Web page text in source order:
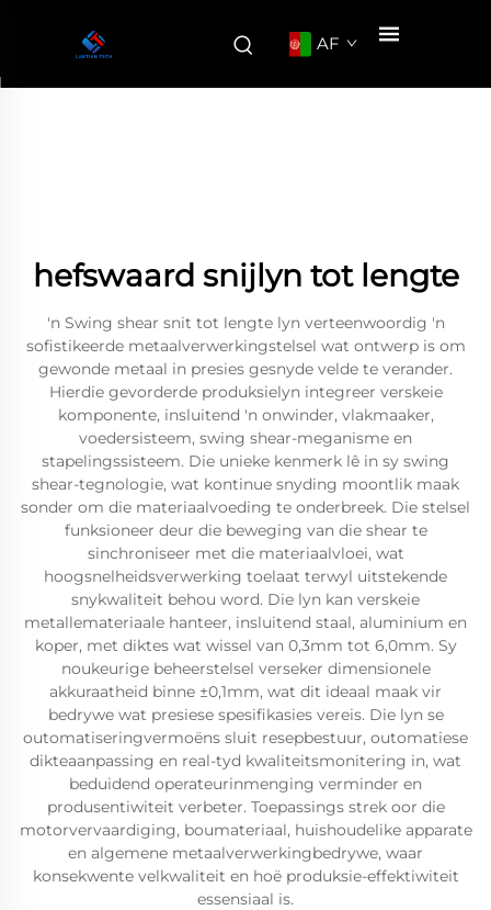
AF
hefswaard snijlyn tot lengte
'n Swing shear snit tot lengte lyn verteenwoordig 'n
sofistikeerde metaalverwerkingstelsel wat ontwerp is om
gewonde metaal in presies gesnyde velde te verander.
Hierdie gevorderde produksielyn integreer verskeie
komponente, insluitend 'n onwinder, vlakmaaker,
voedersisteem, swing shear-meganisme en
stapelingssisteem. Die unieke kenmerk lê in sy swing
shear-tegnologie, wat kontinue snyding moontlik maak
sonder om die materiaalvoeding te onderbreek. Die stelsel
funksioneer deur die beweging van die shear te
sinchroniseer met die materiaalvloei, wat
hoogsnelheidsverwerking toelaat terwyl uitstekende
snykwaliteit behou word. Die lyn kan verskeie
metallemateriaale hanteer, insluitend staal, aluminium en
koper, met diktes wat wissel van 0,3mm tot 6,0mm. Sy
noukeurige beheerstelsel verseker dimensionele
akkuraatheid binne ±0,1mm, wat dit ideaal maak vir
bedrywe wat presiese spesifikasies vereis. Die lyn se
outomatiseringvermoëns sluit resepbestuur, outomatiese
dikteaanpassing en real-tyd kwaliteitsmonitering in, wat
beduidend operateurinmenging verminder en
produsentiwiteit verbeter. Toepassings strek oor die
motorvervaardiging, boumateriaal, huishoudelike apparate
en algemene metaalverwerkingbedrywe, waar
konsekwente velkwaliteit en hoë produksie-effektiwiteit
essensiaal is.